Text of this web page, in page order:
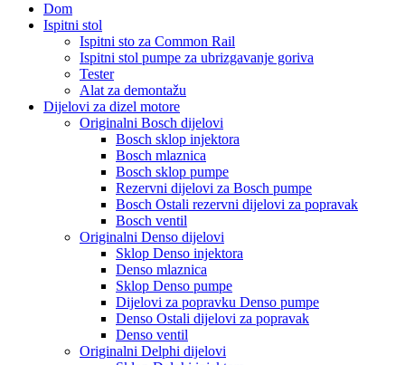
Dom
Ispitni stol
Ispitni sto za Common Rail
Ispitni stol pumpe za ubrizgavanje goriva
Tester
Alat za demontažu
Dijelovi za dizel motore
Originalni Bosch dijelovi
Bosch sklop injektora
Bosch mlaznica
Bosch sklop pumpe
Rezervni dijelovi za Bosch pumpe
Bosch Ostali rezervni dijelovi za popravak
Bosch ventil
Originalni Denso dijelovi
Sklop Denso injektora
Denso mlaznica
Sklop Denso pumpe
Dijelovi za popravku Denso pumpe
Denso Ostali dijelovi za popravak
Denso ventil
Originalni Delphi dijelovi